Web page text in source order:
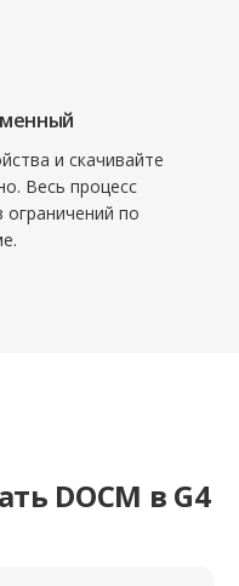
и скачивайте
Весь процесс
по
DOCM в G4